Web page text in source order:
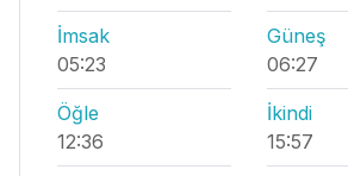
İmsak
05:23
Güneş
06:27
Öğle
12:36
İkindi
15:57